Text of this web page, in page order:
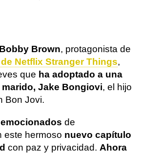
Brown, protagonista de
Netflix Stranger Things,
que ha adoptado a una
Jake Bongiovi, el hijo
Bon Jovi.
de
este hermoso nuevo capítulo
con paz y privacidad. Ahora